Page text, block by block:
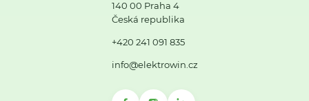
140 00 Praha 4
Česká republika
+420 241 091 835
info@elektrowin.cz